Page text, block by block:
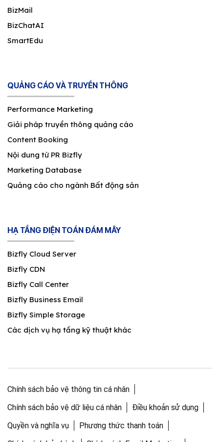
BizMail
BizChatAI
SmartEdu
QUẢNG CÁO VÀ TRUYỀN THÔNG
Performance Marketing
Giải pháp truyền thông quảng cáo
Content Booking
Nội dung từ PR Bizfly
Marketing Database
Quảng cáo cho ngành Bất động sản
HẠ TẦNG ĐIỆN TOÁN ĐÁM MÂY
Bizfly Cloud Server
Bizfly CDN
Bizfly Call Center
Bizfly Business Email
Bizfly Simple Storage
Các dịch vụ hạ tầng kỹ thuật khác
Chính sách bảo vệ thông tin cá nhân
Chính sách bảo vệ dữ liệu cá nhân
Điều khoản sử dụng
Quyền và nghĩa vụ
Phương thức thanh toán